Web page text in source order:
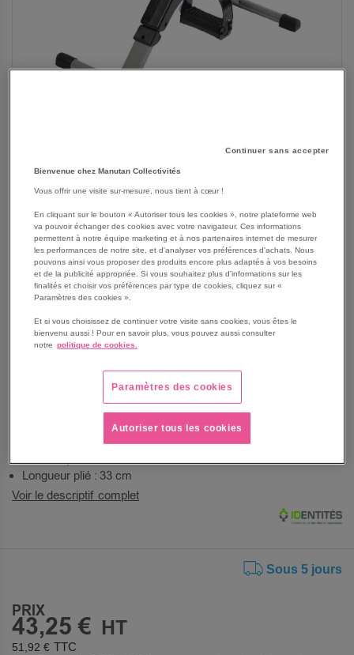
SKIP
BEGINNING
IMAGES
GALLERY
Les avantages
Pédalier à affichage: Ce pédalier permet de faire un
exercice physique à domicile ou au bureau
Ce pédalier permet de mettre en úuvre facilement un
exercice physique chez vous, au bureau, etc ... Il est
la résistance de pédalage, d'un afficheur LCD pour le
temps, les calories dépensées et la fréquence et de
pédales avec straps.
Pliage pour le rangement.
Hauteur plié : 17 cm
Longueur plié : 33 cm
Voir le descriptif complet
Sous 5 jours
PRIX
43,25 €
51,92 €
Continuer sans accepter
Bienvenue chez Manutan Collectivités
Vous offrir une visite sur-mesure, nous tient à cœur !
En cliquant sur le bouton « Autoriser tous les cookies », notre plateforme web
va pouvoir échanger des cookies avec votre navigateur. Ces informations
permettent à notre équipe marketing et à nos partenaires internet de mesurer
les performances de notre site, et d'analyser vos préférences d'achats. Nous
pouvons ainsi vous proposer des produits encore plus adaptés à vos besoins
et de la publicité appropriée. Si vous souhaitez plus d'informations sur les
finalités et choisir vos préférences par type de cookies, cliquez sur «
Paramètres des cookies ».
Et si vous choisissez de continuer votre visite sans cookies, vous êtes le
bienvenu aussi ! Pour en savoir plus, vous pouvez aussi consulter
notre politique de cookies.
Paramètres des cookies
Autoriser tous les cookies